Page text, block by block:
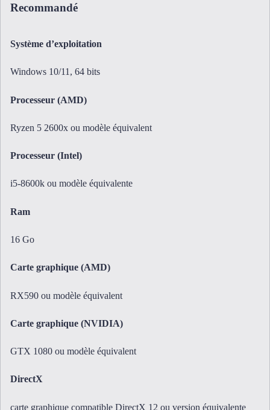
Recommandé
Système d’exploitation
Windows 10/11, 64 bits
Processeur (AMD)
Ryzen 5 2600x ou modèle équivalent
Processeur (Intel)
i5-8600k ou modèle équivalente
Ram
16 Go
Carte graphique (AMD)
RX590 ou modèle équivalent
Carte graphique (NVIDIA)
GTX 1080 ou modèle équivalent
DirectX
carte graphique compatible DirectX 12 ou version équivalente